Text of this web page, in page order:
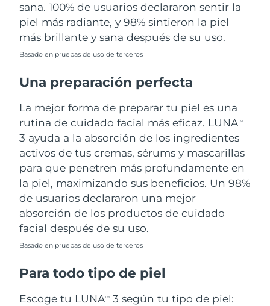
sana. 100% de usuarios declararon sentir la
piel más radiante, y 98% sintieron la piel
más brillante y sana después de su uso.
Basado en pruebas de uso de terceros
Una preparación perfecta
La mejor forma de preparar tu piel es una
rutina de cuidado facial más eficaz. LUNATM
3 ayuda a la absorción de los ingredientes
activos de tus cremas, sérums y mascarillas
para que penetren más profundamente en
la piel, maximizando sus beneficios. Un 98%
de usuarios declararon una mejor
absorción de los productos de cuidado
facial después de su uso.
Basado en pruebas de uso de terceros
Para todo tipo de piel
Escoge tu LUNATM
3 según tu tipo de piel: